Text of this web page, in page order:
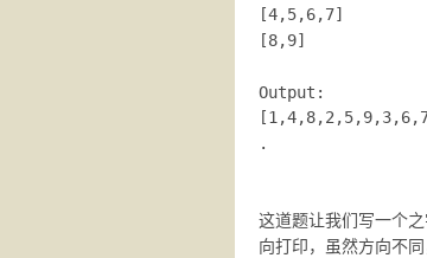
[4,5,6,7]
[8,9]
Output:
.
这道题让我们写一个
向打印，虽然方向不